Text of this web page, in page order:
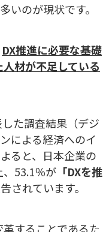
いのが現状です。
DX推進に必要な基礎
材が不足している
た調査結果（デジ
による経済へのイ
ると、日本企業の
53.1％が 「DXを推
されています。
することであるた